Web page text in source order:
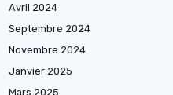
Avril 2024
Septembre 2024
Novembre 2024
Janvier 2025
Mars 2025